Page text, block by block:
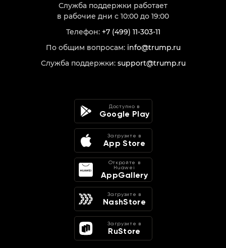
Служба поддержки работает
в рабочие дни с 10:00 до 19:00
Телефон: +7 (499) 11-303-11
По общим вопросам: info@trump.ru
Служба поддержки: support@trump.ru
Доступно в
Google Play
Загрузите в
App Store
Откройте в
Huawei
AppGallery
Загрузите в
NashStore
Загрузите в
RuStore